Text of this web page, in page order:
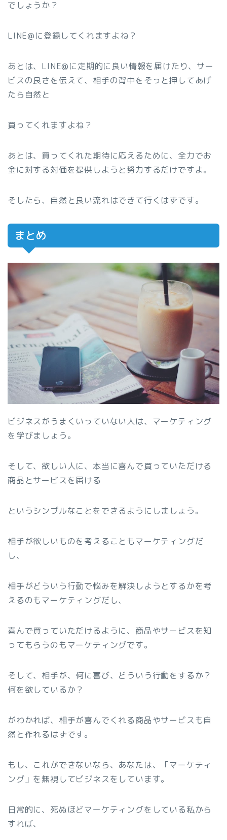
でしょうか？
LINE@に登録してくれますよね？
あとは、LINE@に定期的に良い情報を届けたり、サー
ビスの良さを伝えて、相手の背中をそっと押してあげ
たら自然と
買ってくれますよね？
あとは、買ってくれた期待に応えるために、全力でお
金に対する対価を提供しようと努力するだけですよ。
そしたら、自然と良い流れはできて行くはずです。
まとめ
ビジネスがうまくいっていない人は、マーケティング
を学びましょう。
そして、欲しい人に、本当に喜んで買っていただける
商品とサービスを届ける
というシンプルなことをできるようにしましょう。
相手が欲しいものを考えることもマーケティングだ
し、
相手がどういう行動で悩みを解決しようとするかを考
えるのもマーケティングだし、
喜んで買っていただけるように、商品やサービスを知
ってもらうのもマーケティングです。
そして、相手が、何に喜び、どういう行動をするか？
何を欲しているか？
がわかれば、相手が喜んでくれる商品やサービスも自
然と作れるはずです。
もし、これができないなら、あなたは、「マーケティ
ング」を無視してビジネスをしています。
日常的に、死ぬほどマーケティングをしている私から
すれば、